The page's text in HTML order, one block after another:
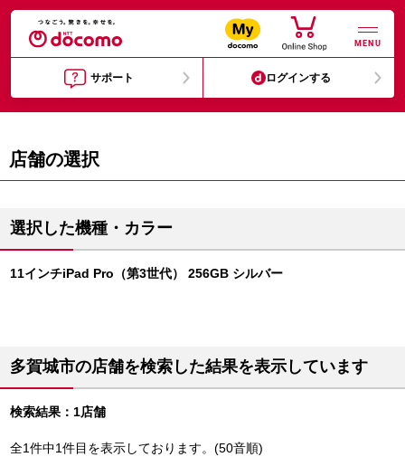
MENU
サポート ログインする
店舗の選択
選択した機種・カラー
11インチiPad Pro（第3世代） 256GB シルバー
多賀城市の店舗を検索した結果を表示しています
検索結果：1店舗
全1件中1件目を表示しております。(50音順)